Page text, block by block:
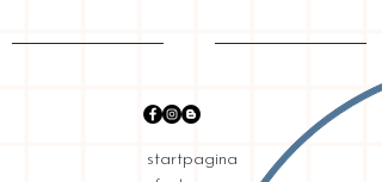
startpagina